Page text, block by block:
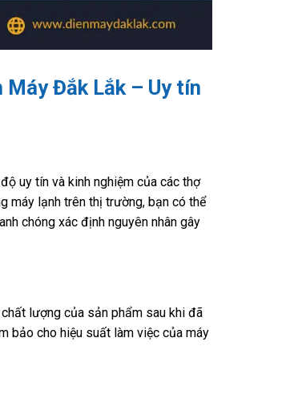
Đắk Lắk – Uy tín
uy tín và kinh nghiệm của các thợ
máy lạnh trên thị trường, bạn có thể
chóng xác định nguyên nhân gây
lượng của sản phẩm sau khi đã
bảo cho hiệu suất làm việc của máy